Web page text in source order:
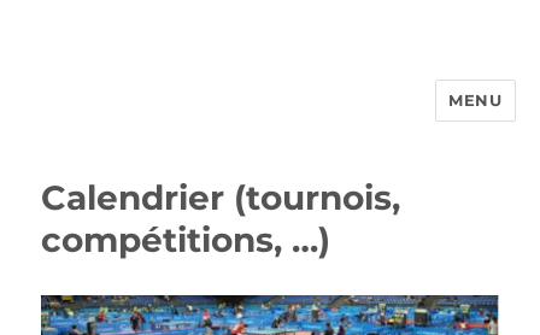
MENU
Calendrier (tournois,
compétitions, …)